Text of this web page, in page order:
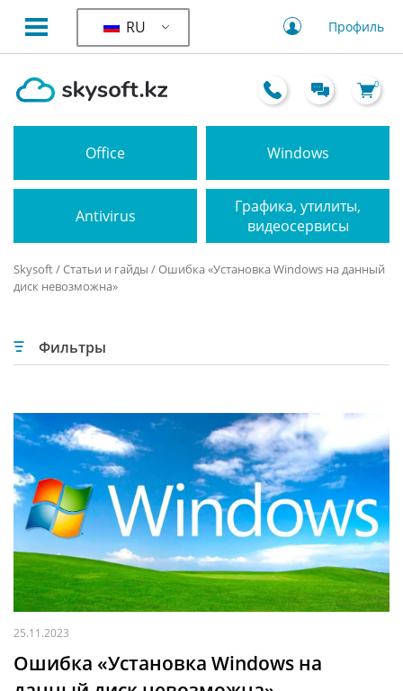
RU Профиль
0
Office Windows
Antivirus
Графика, утилиты,
видеосервисы
Skysoft/Статьи и гайды / Ошибка «Установка Windows на данный
диск невозможна»
Фильтры
25.11.2023
Ошибка «Установка Windows на